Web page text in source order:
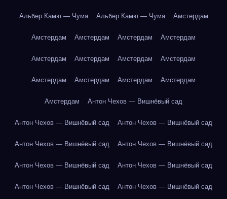
Альбер Камю — Чума Альбер Камю — Чума Амстердам
Амстердам Амстердам Амстердам Амстердам
Амстердам Амстердам Амстердам Амстердам
Амстердам Амстердам Амстердам Амстердам
Амстердам Антон Чехов — Вишнёвый сад
Антон Чехов — Вишнёвый сад Антон Чехов — Вишнёвый сад
Антон Чехов — Вишнёвый сад Антон Чехов — Вишнёвый сад
Антон Чехов — Вишнёвый сад Антон Чехов — Вишнёвый сад
Антон Чехов — Вишнёвый сад Антон Чехов — Вишнёвый сад